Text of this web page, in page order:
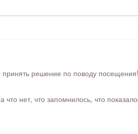
решение по поводу посещения!
нет, что запомнилось, что